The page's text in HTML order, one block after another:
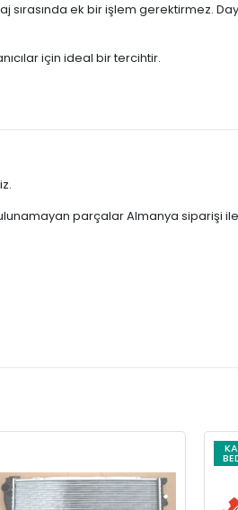
ek bir işlem gerektirmez.
için ideal bir tercihtir.
parçalar Almanya siparişi ile